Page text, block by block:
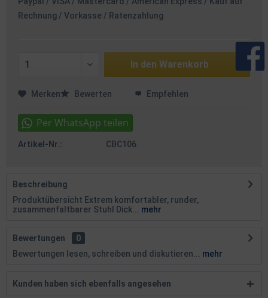
Rechnung / Vorkasse / Ratenzahlung
In den Warenkorb
Merken Bewerten Empfehlen
Artikel-Nr.: CBC106
Beschreibung
Produktübersicht Extrem komfortabler, runder,
zusammenfaltbarer Stuhl Dick...
mehr
Bewertungen
0
Bewertungen lesen, schreiben und diskutieren...
mehr
Kunden haben sich ebenfalls angesehen